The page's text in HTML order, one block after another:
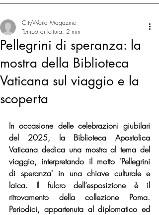
Pellegrini di speranza: la
mostra della Biblioteca
Vaticana sul viaggio e la
scoperta
CityWorld Magazine
Tempo di lettura: 2 min
In occasione delle celebrazioni giubilari
del 2025, la Biblioteca Apostolica
Vaticana dedica una mostra al tema del
viaggio, interpretando il motto "Pellegrini
di speranza" in una chiave culturale e
laica. Il fulcro dell’esposizione è il
ritrovamento della collezione Poma.
Periodici, appartenuta al diplomatico ed